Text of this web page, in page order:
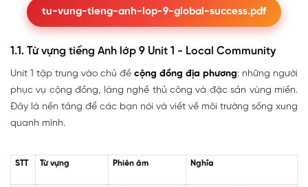
tu-vung-tieng-anh-lop-9-global-success.pdf
1.1. Từ vựng tiếng Anh lớp 9 Unit 1 - Local Community
Unit 1 tập trung vào chủ đề cộng đồng địa phương: những người
phục vụ cộng đồng, làng nghề thủ công và đặc sản vùng miền.
Đây là nền tảng để các bạn nói và viết về môi trường sống xung
quanh mình.
STT Từ vựng Phiên âm Nghĩa